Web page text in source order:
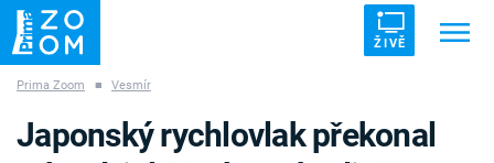
ŽIVĚ
ZÁHADY VETŘELCI DÁVNOVĚKU
Prima Zoom ■ Vesmír
Japonský rychlovlak překonal